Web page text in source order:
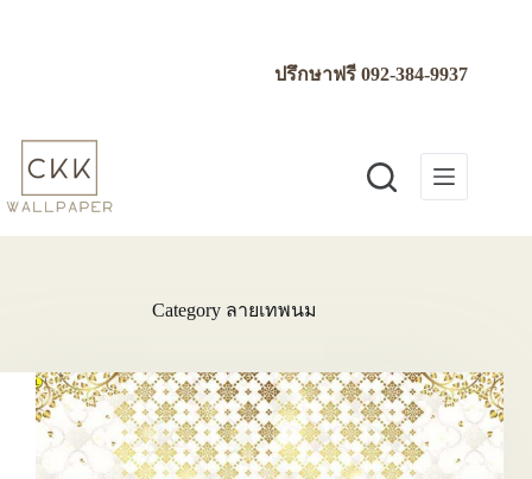
ปรึกษาฟรี092-384-9937
Categoryลายเทพนม